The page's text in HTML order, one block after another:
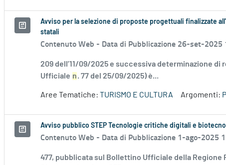
Avviso per la selezione di proposte progettuali finalizzate
statali
Contenuto Web - Data di Pubblicazione 26-set-2025
209 dell’11/09/2025 e successiva determinazione di
Ufficiale n. 77 del 25/09/2025) è...
Aree Tematiche: TURISMO E CULTURA Argomenti:
Avviso pubblico STEP Tecnologie critiche digitali e
Contenuto Web - Data di Pubblicazione 1-ago-2025
477, pubblicata sul Bollettino Ufficiale della Regione